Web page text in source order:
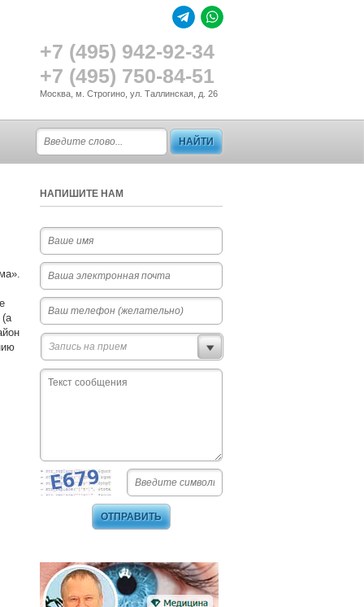
+7 (495) 942-92-34
+7 (495) 750-84-51
Москва, м. Строгино, ул. Таллинская, д. 26
(а
НАПИШИТЕ НАМ
Запись на прием